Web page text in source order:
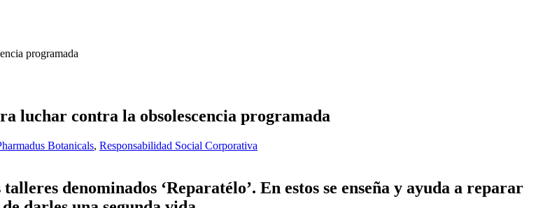
programada
luchar contra la obsolescencia programada
Botanicals, Responsabilidad Social Corporativa
denominados ‘Reparatélo’. En estos se enseña y ayuda a reparar